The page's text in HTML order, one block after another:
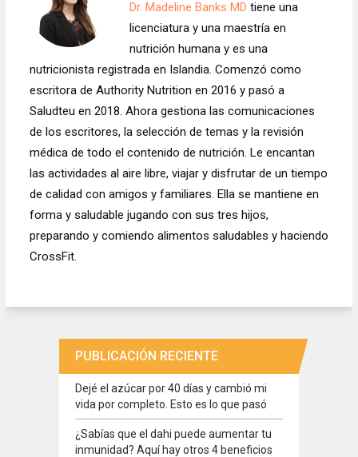
Dr. Madeline Banks MD tiene una
licenciatura y una maestría en
nutrición humana y es una
nutricionista registrada en Islandia. Comenzó como
escritora de Authority Nutrition en 2016 y pasó a
Saludteu en 2018. Ahora gestiona las comunicaciones
de los escritores, la selección de temas y la revisión
médica de todo el contenido de nutrición. Le encantan
las actividades al aire libre, viajar y disfrutar de un tiempo
de calidad con amigos y familiares. Ella se mantiene en
forma y saludable jugando con sus tres hijos,
preparando y comiendo alimentos saludables y haciendo
CrossFit.
PUBLICACIÓN RECIENTE
Dejé el azúcar por 40 días y cambió mi
vida por completo. Esto es lo que pasó
¿Sabías que el dahi puede aumentar tu
inmunidad? Aquí hay otros 4 beneficios